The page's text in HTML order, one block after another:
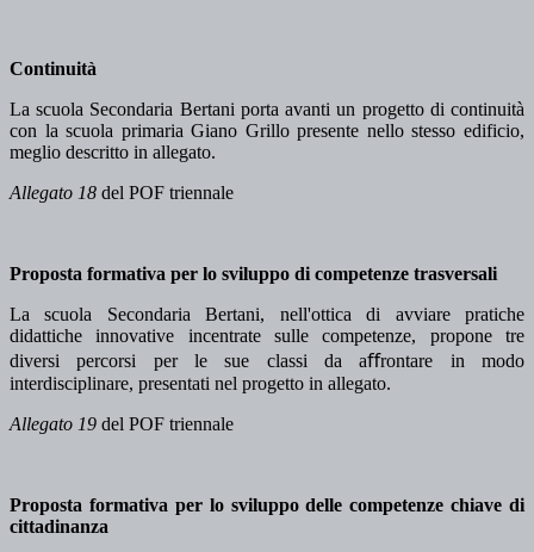
Continuità
La scuola Secondaria Bertani porta avanti un progetto di continuità
con la scuola primaria Giano Grillo presente nello stesso edificio,
meglio descritto in allegato.
Allegato 18 del POF triennale
Proposta formativa per lo sviluppo di competenze trasversali
La scuola Secondaria Bertani, nell'ottica di avviare pratiche
didattiche innovative incentrate sulle competenze, propone tre
diversi percorsi per le sue classi da aﬀrontare in modo
interdisciplinare, presentati nel progetto in allegato.
Allegato 19 del POF triennale
Proposta formativa per lo sviluppo delle competenze chiave di
cittadinanza